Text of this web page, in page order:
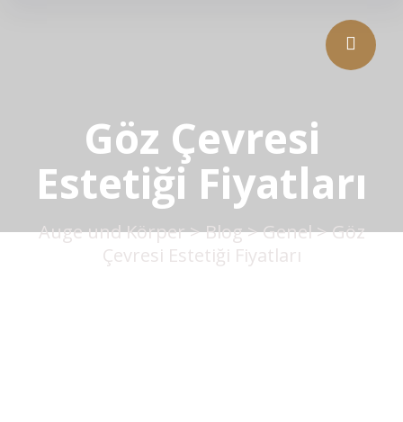
Göz Çevresi
Estetiği Fiyatları
Auge und Körper>Blog>Genel>Göz
Çevresi Estetiği Fiyatları